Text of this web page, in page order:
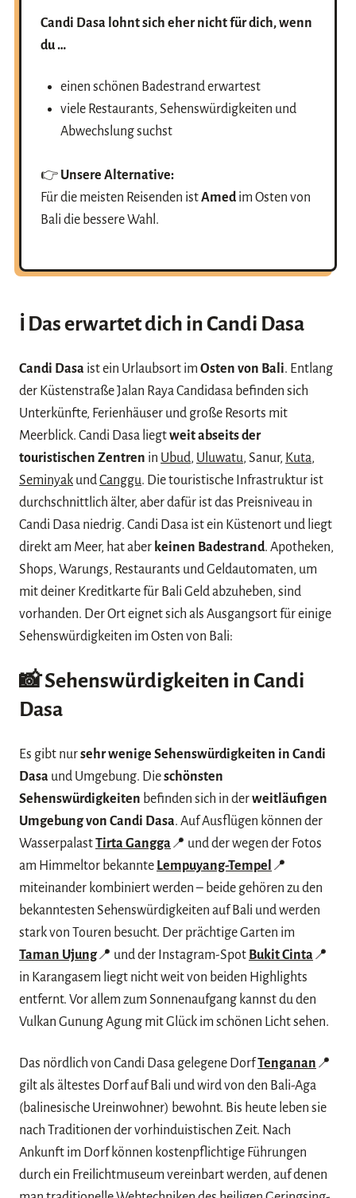
Candi Dasa lohnt sich eher nicht für dich, wenn
du …
einen schönen Badestrand erwartest
viele Restaurants, Sehenswürdigkeiten und
Abwechslung suchst
👉 Unsere Alternative:
Für die meisten Reisenden istAmed im Osten von
Bali die bessere Wahl.
ℹ️ Das erwartet dich inCandi Dasa
Candi Dasa ist ein Urlaubsort im Osten von Bali. Entlang
der Küstenstraße Jalan Raya Candidasa befinden sich
Unterkünfte, Ferienhäuser und große Resorts mit
Meerblick. Candi Dasa liegtweit abseits der
touristischen Zentren in Ubud, Uluwatu, Sanur, Kuta,
Seminyak undCanggu. Die touristische Infrastruktur ist
durchschnittlich älter, aber dafür ist das Preisniveau in
Candi Dasa niedrig. Candi Dasa ist ein Küstenort und liegt
direkt am Meer, hat aber keinen Badestrand. Apotheken,
Shops, Warungs, Restaurants und Geldautomaten, um
mit deiner Kreditkarte für Bali Geld abzuheben, sind
vorhanden. Der Ort eignet sich als Ausgangsort für einige
Sehenswürdigkeiten im Osten von Bali:
📸Sehenswürdigkeiten in Candi
Dasa
Es gibt nursehr wenige Sehenswürdigkeiten in Candi
Dasa und Umgebung. Dieschönsten
Sehenswürdigkeiten befinden sich in derweitläufigen
Umgebung von Candi Dasa. Auf Ausflügen können der
WasserpalastTirta Gangga📍 und der wegen der Fotos
am Himmeltor bekannte Lempuyang-Tempel 📍
miteinander kombiniert werden – beide gehören zu den
bekanntesten Sehenswürdigkeiten auf Bali und werden
stark von Touren besucht. Der prächtige Garten im
Taman Ujung📍 und der Instagram-Spot Bukit Cinta📍
in Karangasem liegt nicht weit von beiden Highlights
entfernt. Vor allem zum Sonnenaufgang kannst du den
Vulkan Gunung Agung mit Glück im schönen Licht sehen.
Das nördlich von Candi Dasa gelegene DorfTenganan 📍
gilt als ältestes Dorf auf Bali und wird von den Bali-Aga
(balinesische Ureinwohner) bewohnt. Bis heute leben sie
nach Traditionen der vorhinduistischen Zeit. Nach
Ankunft im Dorf können kostenpflichtige Führungen
durch ein Freilichtmuseum vereinbart werden, auf denen